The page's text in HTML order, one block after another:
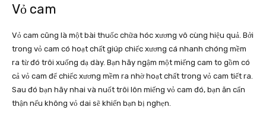
Vỏ cam
Vỏ cam cũng là một bài thuốc chữa hóc xương vô cùng hiệu quả. Bởi
trong vỏ cam có hoạt chất giúp chiếc xương cá nhanh chóng mềm
ra từ đó trôi xuống dạ dày. Bạn hãy ngậm một miếng cam to gồm có
cả vỏ cam để chiếc xương mềm ra nhờ hoạt chất trong vỏ cam tiết ra.
Sau đó bạn hãy nhai và nuốt trôi lôn miếng vỏ cam đó, bạn ăn cẩn
thận nếu không vỏ dai sẽ khiến bạn bị nghẹn.